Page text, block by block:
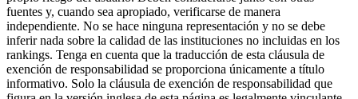
fuentes y, cuando sea apropiado, verificarse de manera
independiente. No se hace ninguna representación y no se debe
inferir nada sobre la calidad de las instituciones no incluidas en los
rankings. Tenga en cuenta que la traducción de esta cláusula de
exención de responsabilidad se proporciona únicamente a título
informativo. Solo la cláusula de exención de responsabilidad que